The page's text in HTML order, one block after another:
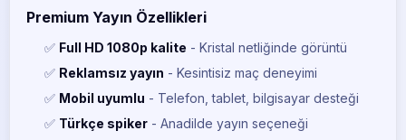
Premium Yayın Özellikleri
✅ Full HD 1080p kalite - Kristal netliğinde görüntü
✅ Reklamsız yayın - Kesintisiz maç deneyimi
✅ Mobil uyumlu - Telefon, tablet, bilgisayar desteği
✅ Türkçe spiker - Anadilde yayın seçeneği